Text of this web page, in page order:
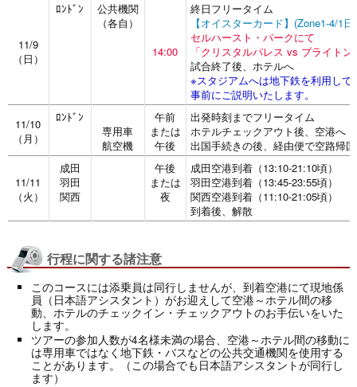
11/9
（日）
ﾛﾝﾄﾞﾝ
公共機関
（各自）
14:00
終日フリータイム
【オイスターカード】(Zone1-4/1
セルハースト・パークにて
「クリスタルパレス vs ブライト
試合終了後、ホテルへ
※スタジアムへは地下鉄を利用し
事前にご説明いたします。
11/10
（月）
ﾛﾝﾄﾞﾝ
専用車
航空機
午前
または
午後
出発時刻までフリータイム
ホテルチェックアウト後、空港へ
出国手続きの後、経由便で空路帰
11/11
（火）
成田
羽田
関西
午後
または
夜
成田空港到着（13:10-21:10頃）
羽田空港到着（13:45-23:55頃）
関西空港到着（11:10-21:05頃）
到着後、解散
行程に関する諸注意
このコースには添乗員は同行しませんが、到着空港にて現地係
員（日本語アシスタント）がお迎えして空港～ホテル間の移
動、ホテルのチェックイン・チェックアウトのお手伝いをいた
します。
ツアーの参加人数が4名様未満の場合、空港～ホテル間の移動に
は専用車ではなく地下鉄・バスなどの公共交通機関を使用する
ことがあります。（この場合でも日本語アシスタントが同行し
ます）